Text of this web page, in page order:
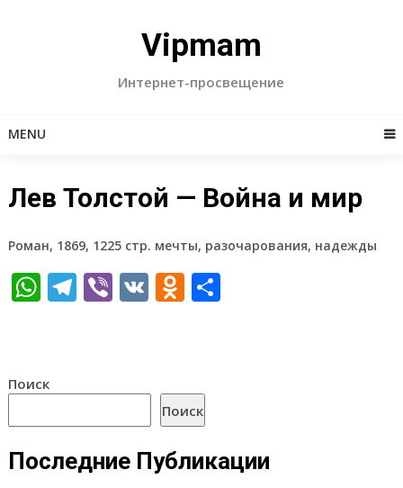
Vipmam
Интернет-просвещение
MENU
Лев Толстой — Война и мир
Роман, 1869, 1225 стр. мечты, разочарования, надежды
WhatsApp
Telegram
Viber
VKOdnoklassniki
Отправить
Поиск
Поиск
Последние Публикации